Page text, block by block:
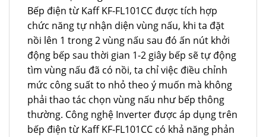
Bếp điện từ Kaff KF-FL101CC được tích hợp
chức năng tự nhận diện vùng nấu, khi ta đặt
nồi lên 1 trong 2 vùng nấu sau đó ấn nút khởi
động bếp sau thời gian 1-2 giây bếp sẽ tự động
tìm vùng nấu đã có nồi, ta chỉ việc điều chỉnh
mức công suất to nhỏ theo ý muốn mà không
phải thao tác chọn vùng nấu như bếp thông
thường. Công nghệ Inverter được áp dụng trên
bếp điện từ Kaff KF-FL101CC có khả năng phản